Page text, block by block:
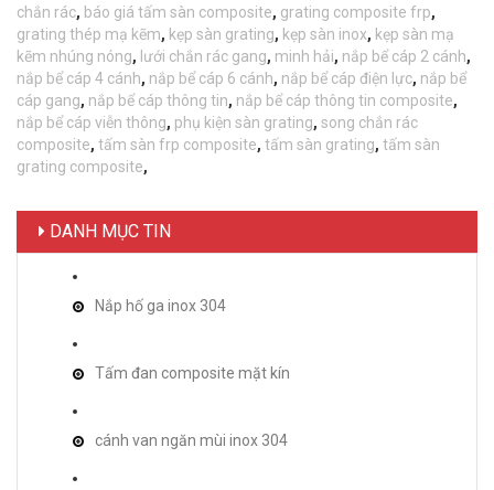
chắn rác, báo giá tấm sàn composite, grating composite frp,
grating thép mạ kẽm, kẹp sàn grating, kẹp sàn inox, kẹp sàn mạ
kẽm nhúng nóng, lưới chắn rác gang, minh hải, nắp bể cáp 2 cánh,
nắp bể cáp 4 cánh, nắp bể cáp 6 cánh, nắp bể cáp điện lực, nắp bể
cáp gang, nắp bể cáp thông tin, nắp bể cáp thông tin composite,
nắp bể cáp viễn thông, phụ kiện sàn grating, song chắn rác
composite, tấm sàn frp composite, tấm sàn grating, tấm sàn
grating composite,
DANH MỤC TIN
Nắp hố ga inox 304
Tấm đan composite mặt kín
cánh van ngăn mùi inox 304